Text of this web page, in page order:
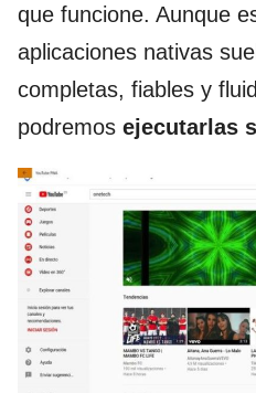
que funcione. Aunque
aplicaciones nativas
completas, fiables y
podremos ejecutarlas